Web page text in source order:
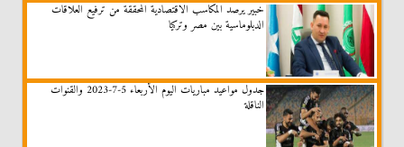
خبير يرصد المكاسب الاقتصادية المحققة من ترفيع العلاقات
الدبلوماسية بين مصر وتركيا
جدول مواعيد مباريات اليوم الأربعاء 5-7-2023 والقنوات
الناقلة